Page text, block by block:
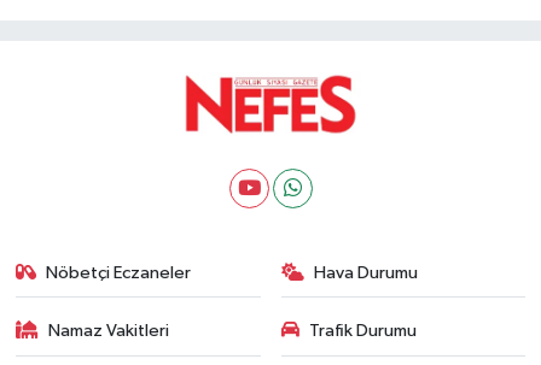
Nöbetçi Eczaneler Hava Durumu
Namaz Vakitleri Trafik Durumu